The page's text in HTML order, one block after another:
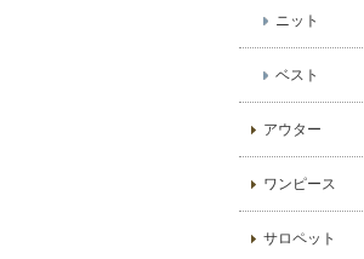
ニット
ベスト
アウター
ワンピース
サロペット